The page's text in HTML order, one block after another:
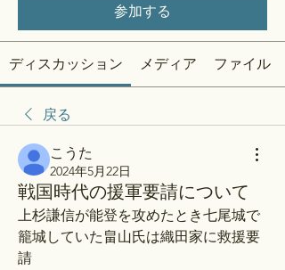
参加する
ディスカッション メディア ファイル
戻る
こうた
2024年5月22日
戦国時代の援軍要請について
上杉謙信が能登を攻めたとき七尾城で
籠城していた畠山氏は織田家に救援要
請